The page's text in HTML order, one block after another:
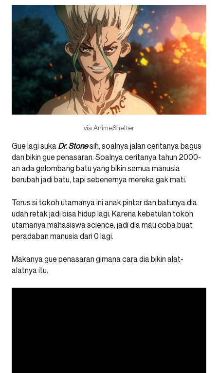
via AnimeShelter
Gue lagi suka Dr. Stonesih, soalnya jalan ceritanya bagus
dan bikin gue penasaran. Soalnya ceritanya tahun 2000-
an ada gelombang batu yang bikin semua manusia
berubah jadi batu, tapi sebenernya mereka gak mati.
Terus si tokoh utamanya ini anak pinter dan batunya dia
udah retak jadi bisa hidup lagi. Karena kebetulan tokoh
utamanya mahasiswa science, jadi dia mau coba buat
peradaban manusia dari 0 lagi.
Makanya gue penasaran gimana cara dia bikin alat-
alatnya itu.